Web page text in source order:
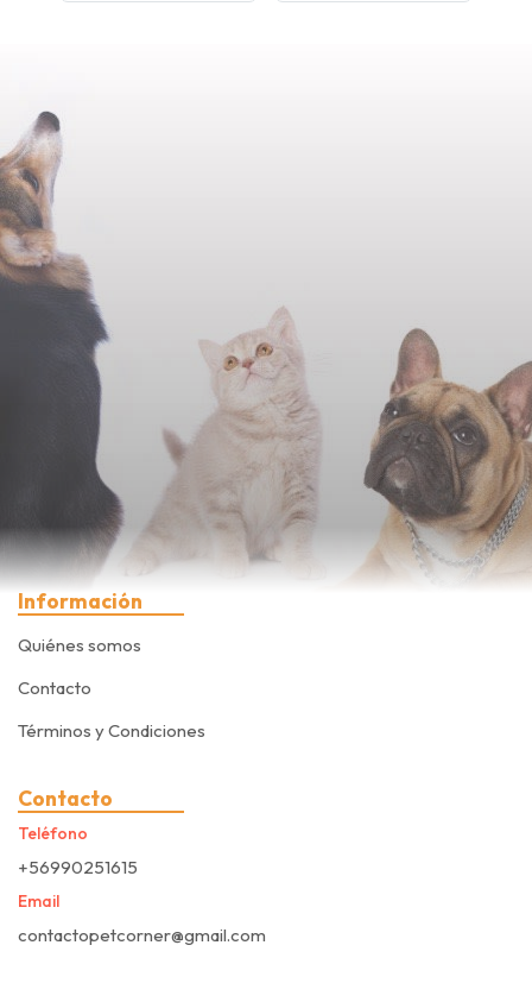
Información
Quiénes somos
Contacto
Términos y Condiciones
Contacto
Teléfono
+56990251615
Email
contactopetcorner@gmail.com